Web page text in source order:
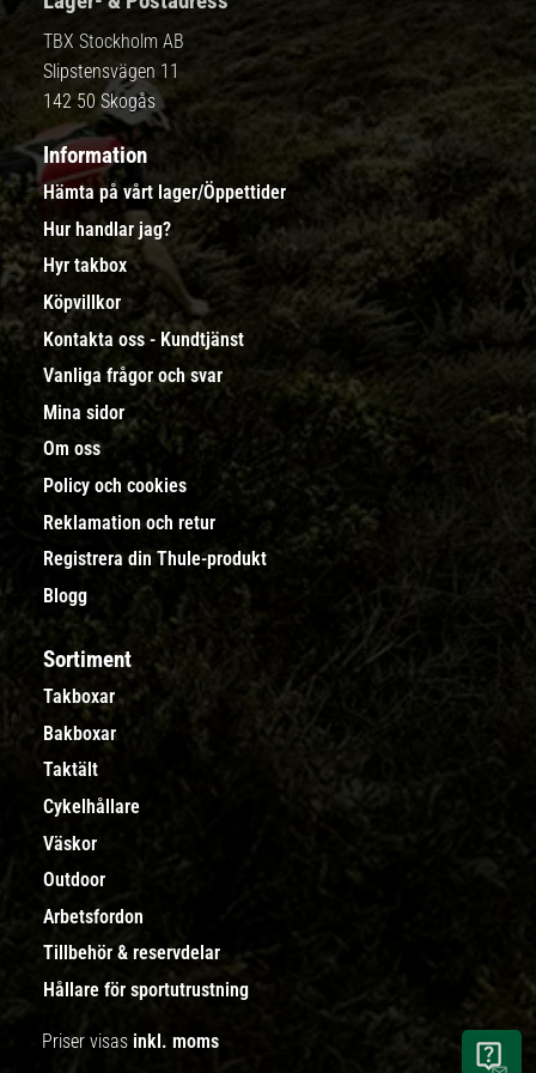
TBX Stockholm AB
Slipstensvägen 11
142 50 Skogås
Information
Hämta på vårt lager/Öppettider
Hur handlar jag?
Hyr takbox
Köpvillkor
Kontakta oss - Kundtjänst
Vanliga frågor och svar
Mina sidor
Om oss
Policy och cookies
Reklamation och retur
Registrera din Thule-produkt
Blogg
Sortiment
Takboxar
Bakboxar
Taktält
Cykelhållare
Väskor
Outdoor
Arbetsfordon
Tillbehör & reservdelar
Hållare för sportutrustning
Priser visas inkl. moms